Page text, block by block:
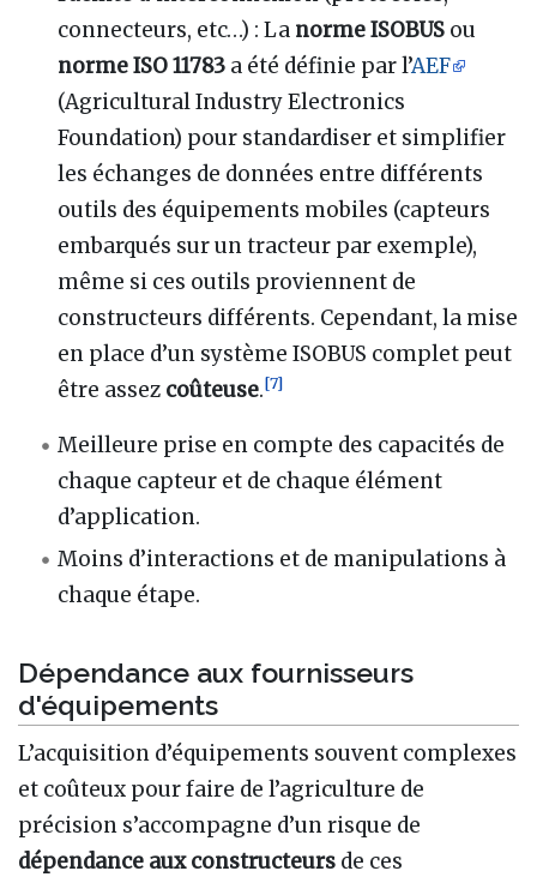
connecteurs, etc…) : La norme ISOBUS ou
norme ISO 11783 a été définie par l’AEF
(Agricultural Industry Electronics
Foundation) pour standardiser et simplifier
les échanges de données entre différents
outils des équipements mobiles (capteurs
embarqués sur un tracteur par exemple),
même si ces outils proviennent de
constructeurs différents. Cependant, la mise
en place d’un système ISOBUS complet peut
être assez coûteuse.[7]
Meilleure prise en compte des capacités de
chaque capteur et de chaque élément
d’application.
Moins d’interactions et de manipulations à
chaque étape.
Dépendance aux fournisseurs
d'équipements
L’acquisition d’équipements souvent complexes
et coûteux pour faire de l’agriculture de
précision s’accompagne d’un risque de
dépendance aux constructeurs de ces